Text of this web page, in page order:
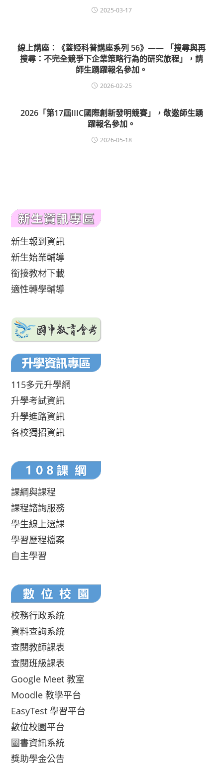
2025-03-17
線上講座：《蓋婭科普講座系列 56》—— 「搜尋與再
搜尋：不完全競爭下企業策略行為的研究旅程」，請
師生踴躍報名參加。
2026-02-25
2026「第17屆IIIC國際創新發明競賽」，敬邀師生踴
躍報名參加。
2026-05-18
新生報到資訊
新生始業輔導
銜接教材下載
適性轉學輔導
115多元升學網
升學考試資訊
升學進路資訊
各校獨招資訊
課綱與課程
課程諮詢服務
學生線上選課
學習歷程檔案
自主學習
校務行政系統
資料查詢系統
查閱教師課表
查閱班級課表
Google Meet 教室
Moodle 教學平台
EasyTest 學習平台
數位校園平台
圖書資訊系統
獎助學金公告